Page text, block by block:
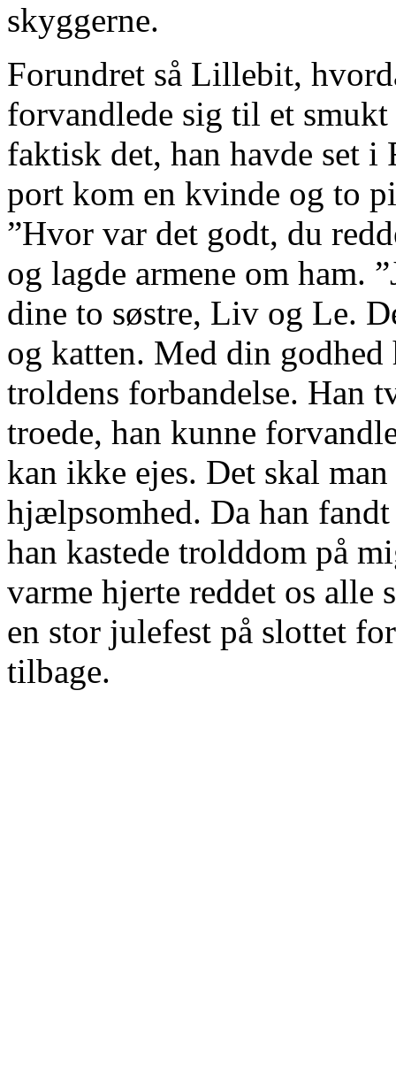
skyggerne.
Forundret så Lillebit,
forvandlede sig til et
faktisk det, han havde set i
port kom en kvinde og to
”Hvor var det godt, du
og lagde armene om ham.
dine to søstre, Liv og Le.
og katten. Med din
troldens forbandelse. Han
troede, han kunne
kan ikke ejes. Det skal
hjælpsomhed. Da han fandt
han kastede trolddom på
varme hjerte reddet os alle
en stor julefest på slottet
tilbage.